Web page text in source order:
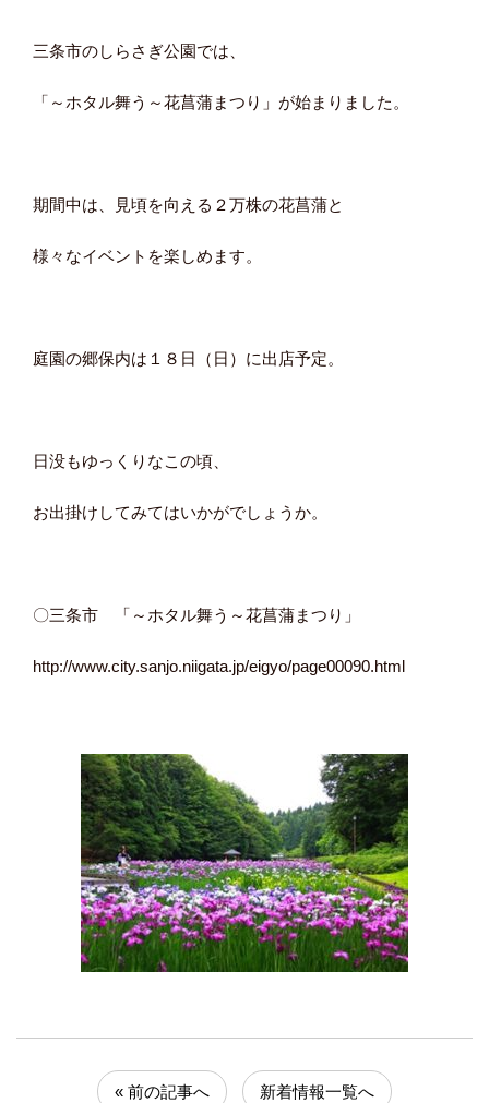
三条市のしらさぎ公園では、
「～ホタル舞う～花菖蒲まつり」が始まりました。
期間中は、見頃を向える２万株の花菖蒲と
様々なイベントを楽しめます。
庭園の郷保内は１８日（日）に出店予定。
日没もゆっくりなこの頃、
お出掛けしてみてはいかがでしょうか。
〇三条市 「～ホタル舞う～花菖蒲まつり」
http://www.city.sanjo.niigata.jp/eigyo/page00090.html
« 前の記事へ 新着情報一覧へ